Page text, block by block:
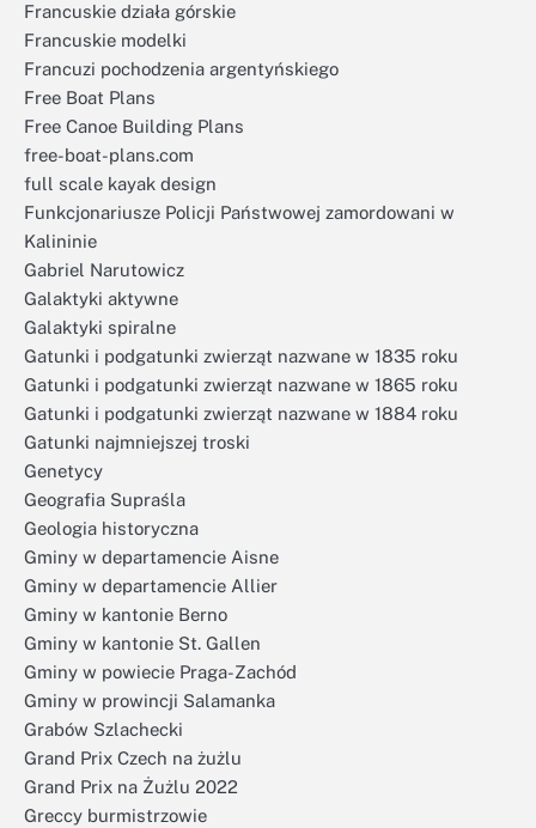
Francuskie działa górskie
Francuskie modelki
Francuzi pochodzenia argentyńskiego
Free Boat Plans
Free Canoe Building Plans
free-boat-plans.com
full scale kayak design
Funkcjonariusze Policji Państwowej zamordowani w
Kalininie
Gabriel Narutowicz
Galaktyki aktywne
Galaktyki spiralne
Gatunki i podgatunki zwierząt nazwane w 1835 roku
Gatunki i podgatunki zwierząt nazwane w 1865 roku
Gatunki i podgatunki zwierząt nazwane w 1884 roku
Gatunki najmniejszej troski
Genetycy
Geografia Supraśla
Geologia historyczna
Gminy w departamencie Aisne
Gminy w departamencie Allier
Gminy w kantonie Berno
Gminy w kantonie St. Gallen
Gminy w powiecie Praga-Zachód
Gminy w prowincji Salamanka
Grabów Szlachecki
Grand Prix Czech na żużlu
Grand Prix na Żużlu 2022
Greccy burmistrzowie